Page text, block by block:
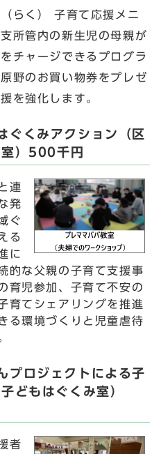
らく） 子育て応援メニ
所管内の新生児の母親が
チャージできるプログラ
野のお買い物券をプレゼ
を強化します。
くみアクション（区
）500千円
連
発
ぐ
る
に
的な父親の子育て支援事
育児参加、子育て不安の
育てシェアリングを推進
る環境づくりと児童虐待
ロジェクトによる子
どもはぐくみ室）
者